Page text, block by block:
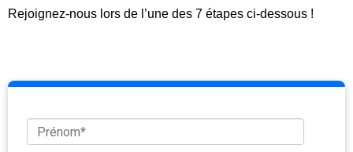
Rejoignez-nous lors de l’une des 7 étapes ci-dessous !